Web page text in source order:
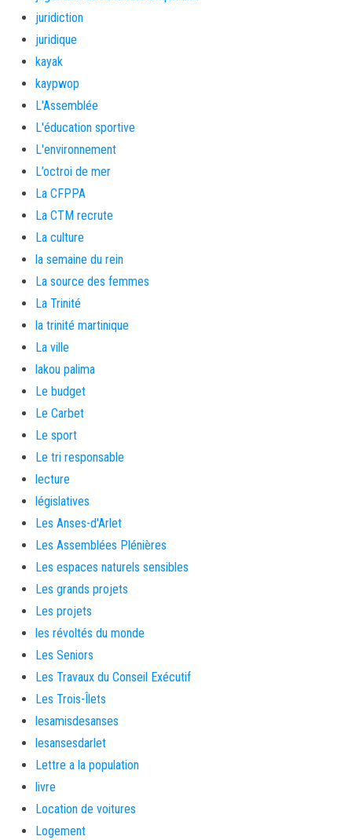
juridiction
juridique
kayak
kaypwop
L'Assemblée
L'éducation sportive
L'environnement
L’octroi de mer
La CFPPA
La CTM recrute
La culture
la semaine du rein
La source des femmes
La Trinité
la trinité martinique
La ville
lakou palima
Le budget
Le Carbet
Le sport
Le tri responsable
lecture
législatives
Les Anses-d'Arlet
Les Assemblées Plénières
Les espaces naturels sensibles
Les grands projets
Les projets
les révoltés du monde
Les Seniors
Les Travaux du Conseil Exécutif
Les Trois-Îlets
lesamisdesanses
lesansesdarlet
Lettre a la population
livre
Location de voitures
Logement